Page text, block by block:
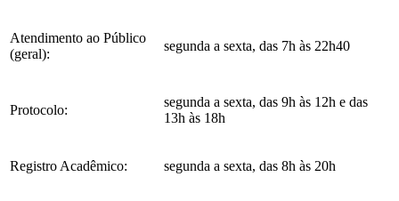
Atendimento ao Público
(geral):
segunda a sexta, das 7h às 22h40
Protocolo:
segunda a sexta, das 9h às 12h e das
13h às 18h
Registro Acadêmico: segunda a sexta, das 8h às 20h